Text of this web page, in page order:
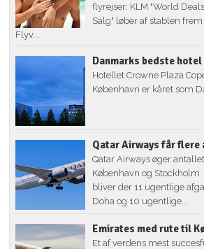
flyrejser: KLM "World
Salg" løber af stablen frem
Flyv...
Danmarks bedste hotel
Hotellet Crowne Plaza
København er kåret som
Qatar Airways får flere
Qatar Airways øger
København og Stockholm.
bliver der 11 ugentlige
Doha og 10 ugentlige...
Emirates med rute til
Et af verdens mest